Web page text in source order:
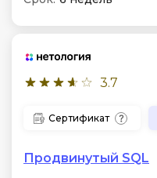
3.7
Сертификат
Продвинутый SQL